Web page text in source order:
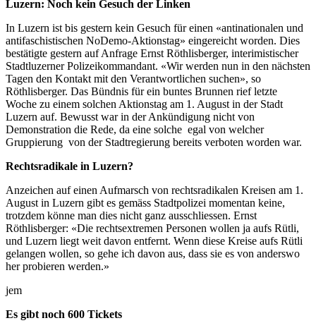
Luzern: Noch kein Gesuch der Linken
In Luzern ist bis gestern kein Gesuch für einen «antinationalen und
antifaschistischen NoDemo-Aktionstag» eingereicht worden. Dies
bestätigte gestern auf Anfrage Ernst Röthlisberger, interimistischer
Stadtluzerner Polizeikommandant. «Wir werden nun in den nächsten
Tagen den Kontakt mit den Verantwortlichen suchen», so
Röthlisberger. Das Bündnis für ein buntes Brunnen rief letzte
Woche zu einem solchen Aktionstag am 1. August in der Stadt
Luzern auf. Bewusst war in der Ankündigung nicht von
Demonstration die Rede, da eine solche ­ egal von welcher
Gruppierung ­ von der Stadtregierung bereits verboten worden war.
Rechtsradikale in Luzern?
Anzeichen auf einen Aufmarsch von rechtsradikalen Kreisen am 1.
August in Luzern gibt es gemäss Stadtpolizei momentan keine,
trotzdem könne man dies nicht ganz ausschliessen. Ernst
Röthlisberger: «Die rechtsextremen Personen wollen ja aufs Rütli,
und Luzern liegt weit davon entfernt. Wenn diese Kreise aufs Rütli
gelangen wollen, so gehe ich davon aus, dass sie es von anderswo
her probieren werden.»
jem
Es gibt noch 600 Tickets